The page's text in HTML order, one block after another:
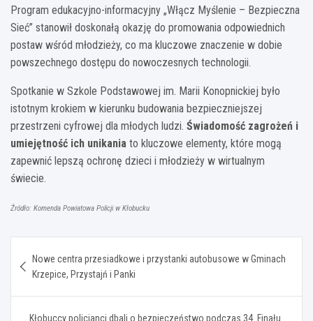
Program edukacyjno-informacyjny „Włącz Myślenie – Bezpieczna
Sieć” stanowił doskonałą okazję do promowania odpowiednich
postaw wśród młodzieży, co ma kluczowe znaczenie w dobie
powszechnego dostępu do nowoczesnych technologii.
Spotkanie w Szkole Podstawowej im. Marii Konopnickiej było
istotnym krokiem w kierunku budowania bezpieczniejszej
przestrzeni cyfrowej dla młodych ludzi. Świadomość zagrożeń i
umiejętność ich unikania to kluczowe elementy, które mogą
zapewnić lepszą ochronę dzieci i młodzieży w wirtualnym
świecie.
Źródło: Komenda Powiatowa Policji w Kłobucku
wpisu
Nowe centra przesiadkowe i przystanki autobusowe w Gminach
Krzepice, Przystajń i Panki
Kłobuccy policjanci dbali o bezpieczeństwo podczas 34. Finału